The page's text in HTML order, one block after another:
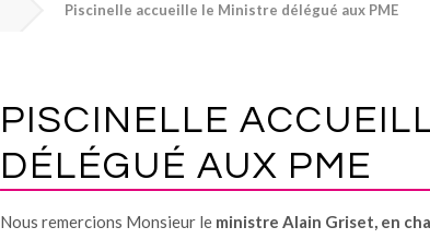
Piscinelle accueille le Ministre délégué aux PME
PISCINELLE
DÉLÉGUÉ AUX PME
Nous remercions Monsieur le ministre Alain Griset, en